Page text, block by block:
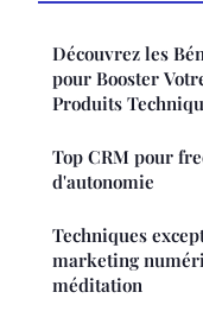
Découvrez les
pour Booster
Produits
Top CRM pour
d'autonomie
Techniques
marketing
méditation